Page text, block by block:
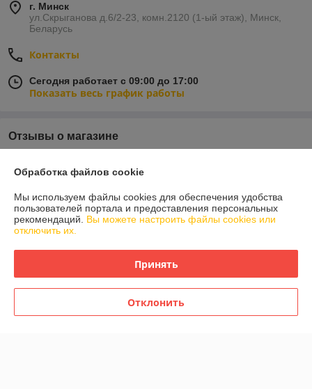
г. Минск
ул.Скрыганова д.6/2-23, комн.2120 (1-ый этаж), Минск,
Беларусь
Контакты
Сегодня работает с 09:00 до 17:00
Показать весь график работы
Отзывы о магазине
О нас
Контакты
Обработка файлов cookie
Мы используем файлы cookies для обеспечения удобства
пользователей портала и предоставления персональных
рекомендаций. Вы можете настроить файлы cookies или
отключить их.
Принять
Отклонить